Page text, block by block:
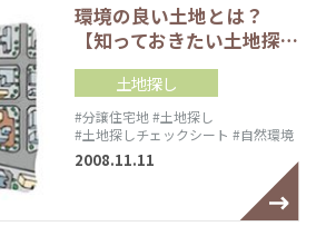
環境の良い土地とは？
【知っておきたい土地探…
土地探し
#分譲住宅地#土地探し
#土地探しチェックシート #自然環境
2008.11.11